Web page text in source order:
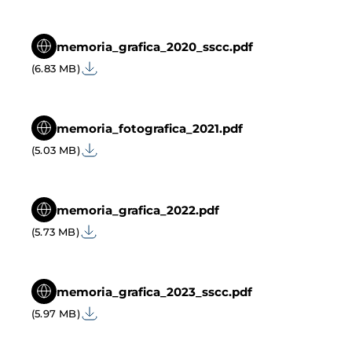
memoria_grafica_2020_sscc.pdf
(6.83 MB)
memoria_fotografica_2021.pdf
(5.03 MB)
memoria_grafica_2022.pdf
(5.73 MB)
memoria_grafica_2023_sscc.pdf
(5.97 MB)